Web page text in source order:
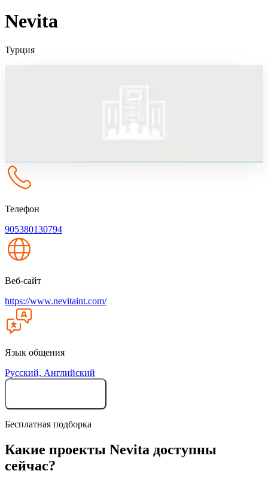
Nevita
Турция
Телефон
905380130794
Веб-сайт
https://www.nevitaint.com/
Язык общения
Русский, Английский
Бесплатная подборка
Какие проекты Nevita доступны
сейчас?